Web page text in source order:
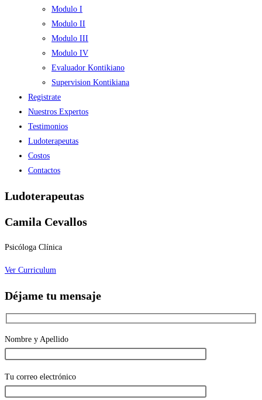
Modulo I
Modulo II
Modulo III
Modulo IV
Evaluador Kontikiano
Supervision Kontikiana
Registrate
Nuestros Expertos
Testimonios
Ludoterapeutas
Costos
Contactos
Ludoterapeutas
Camila Cevallos
Psicóloga Clínica
Ver Curriculum
Déjame tu mensaje
Nombre y Apellido
Tu correo electrónico